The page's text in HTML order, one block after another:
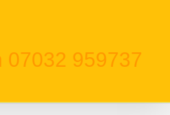
07032 959737